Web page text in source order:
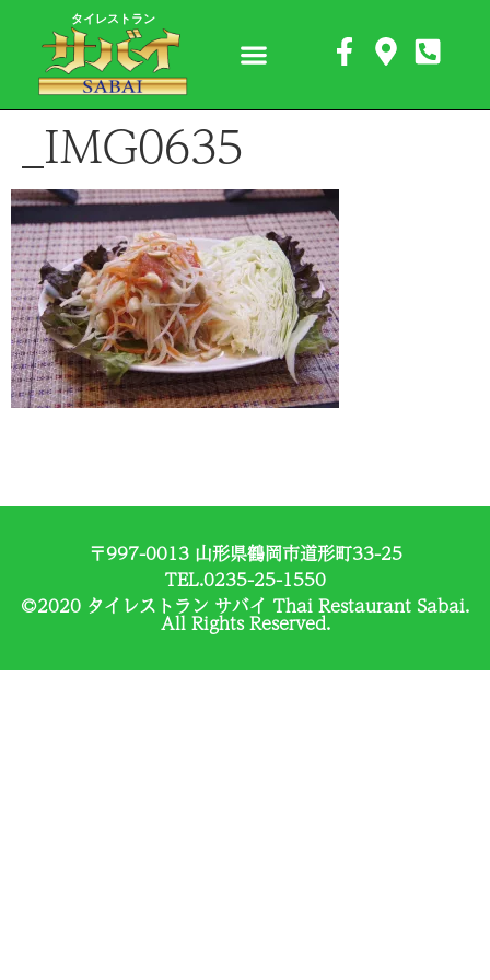
タイレストラン
_IMG0635
〒997-0013 山形県鶴岡市道形町33-25
TEL.0235-25-1550
©2020 タイレストラン サバイ Thai Restaurant Sabai.
All Rights Reserved.